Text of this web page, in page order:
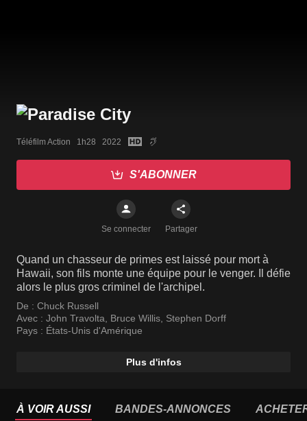
Téléfilm Action   1h28   2022
S'ABONNER
Se connecter Partager
Quand un chasseur de primes est laissé pour mort à
Hawaii, son fils monte une équipe pour le venger. Il défie
alors le plus gros criminel de l'archipel.
De : Chuck Russell
Avec : John Travolta, Bruce Willis, Stephen Dorff
Pays : États-Unis d'Amérique
Plus d'infos
À VOIR AUSSI BANDES-ANNONCES